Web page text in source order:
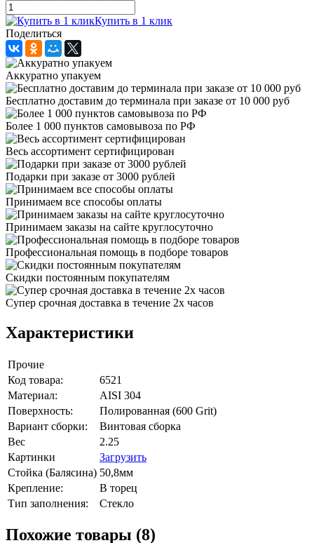
Купить в 1 клик
Поделиться
Аккуратно упакуем
Бесплатно доставим до терминала при заказе от 10 000 руб
Более 1 000 пунктов самовывоза по РФ
Весь ассортимент сертифицирован
Подарки при заказе от 3000 рублей
Принимаем все способы оплаты
Принимаем заказы на сайте круглосуточно
Профессиональная помощь в подборе товаров
Скидки постоянным покупателям
Супер срочная доставка в течение 2х часов
Характеристики
Прочие
Код товара:
6521
Материал:
AISI 304
Поверхность:
Полированная (600 Grit)
Вариант сборки:
Винтовая сборка
Вес
2.25
Картинки
Загрузить
Стойка (Балясина) 50,8мм
Крепление:
В торец
Тип заполнения:
Стекло
Похожие товары (8)